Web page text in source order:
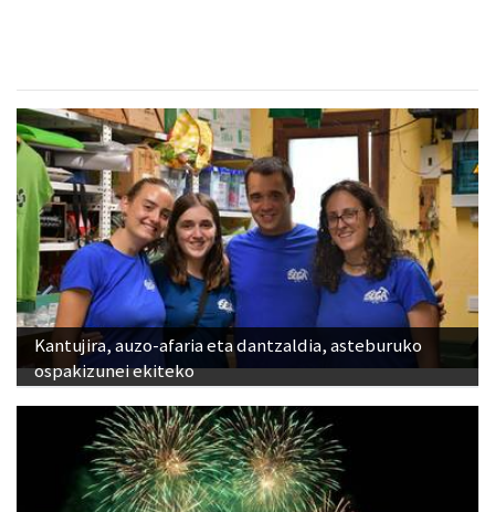
Kantujira, auzo-afaria eta dantzaldia, asteburuko
ospakizunei ekiteko